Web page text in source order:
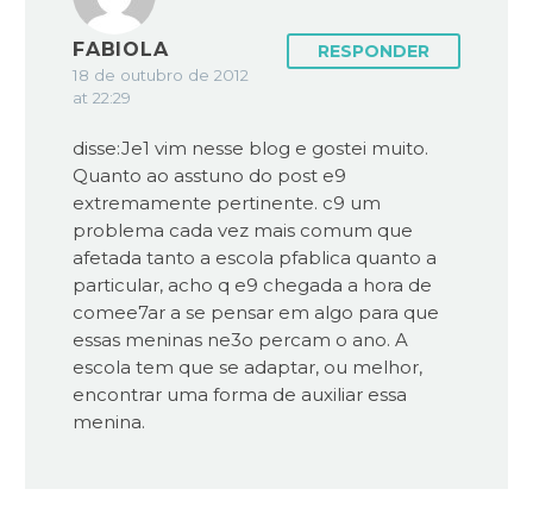
FABIOLA
18 de outubro de 2012
at 22:29
RESPONDER
disse:Je1 vim nesse blog e gostei muito.
Quanto ao asstuno do post e9
extremamente pertinente. c9 um
problema cada vez mais comum que
afetada tanto a escola pfablica quanto a
particular, acho q e9 chegada a hora de
comee7ar a se pensar em algo para que
essas meninas ne3o percam o ano. A
escola tem que se adaptar, ou melhor,
encontrar uma forma de auxiliar essa
menina.